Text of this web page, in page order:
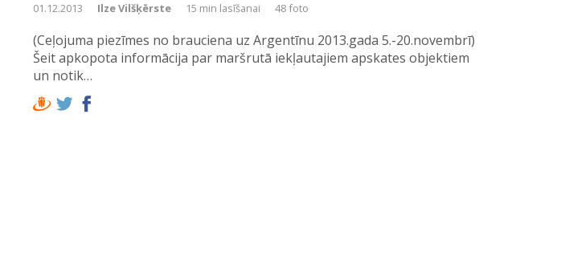
01.12.2013 Ilze Vilšķērste 15 min lasīšanai 48 foto
(Ceļojuma piezīmes no brauciena uz Argentīnu 2013.gada 5.-20.novembrī)
Šeit apkopota informācija par maršrutā iekļautajiem apskates objektiem
un notik…